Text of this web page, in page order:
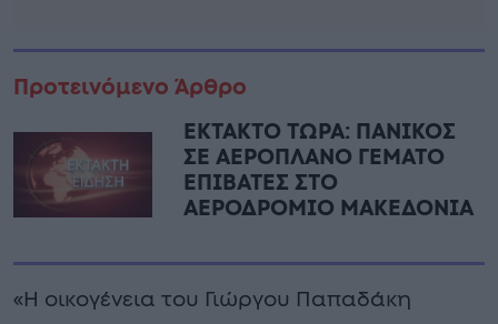
Προτεινόμενο Άρθρο
ΕΚΤΑΚΤΟ ΤΩΡΑ: ΠΑΝΙΚΟΣ
ΣΕ ΑΕΡΟΠΛΑΝΟ ΓΕΜΑΤΟ
ΕΠΙΒΑΤΕΣ ΣΤΟ
ΑΕΡΟΔΡΟΜΙΟ ΜΑΚΕΔΟΝΙΑ
«Η οικογένεια του Γιώργου Παπαδάκη